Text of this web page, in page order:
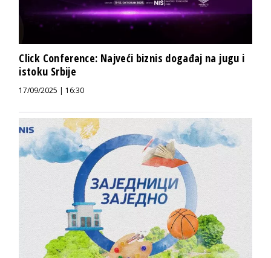
Click Conference: Najveći biznis događaj na jugu i
istoku Srbije
17/09/2025 | 16:30